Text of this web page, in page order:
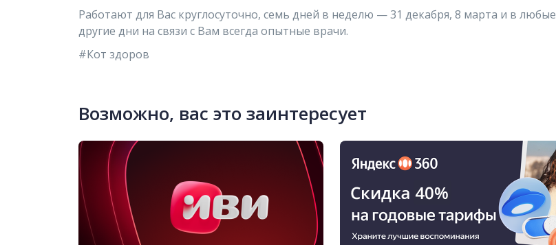
Работают для Вас круглосуточно, семь дней в неделю — 31 декабря, 8 марта и в любые
другие дни на связи с Вам всегда опытные врачи.
#Кот здоров
Возможно, вас это заинтересует